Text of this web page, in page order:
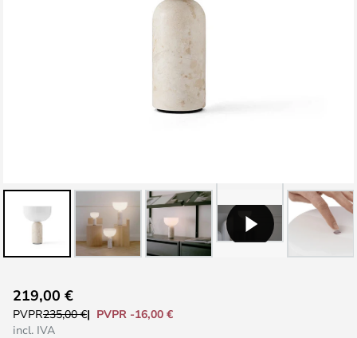
comienzo
219,00 €
PVPR235,00 €
PVPR -16,00 €
incl. IVA